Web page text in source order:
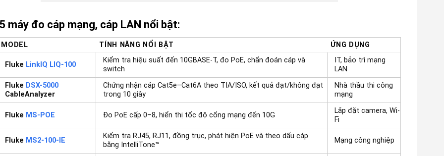
máy đo cáp mạng, cáp LAN nổi bật:
MODEL TÍNH NĂNG NỔI BẬT ỨNG DỤNG
Fluke LinkIQ LIQ-100
Kiểm tra hiệu suất đến 10GBASE-T, đo PoE, chẩn đoán cáp và
switch
IT, bảo trì mạng
LAN
Fluke DSX-5000
CableAnalyzer
Chứng nhận cáp Cat5e–Cat6A theo TIA/ISO, kết quả đạt/không đạt
trong 10 giây
Nhà thầu thi công
mạng
Fluke MS-POE Đo PoE cấp 0–8, hiển thị tốc độ cổng mạng đến 10G
Lắp đặt camera, Wi-
Fi
Fluke MS2-100-IE
Kiểm tra RJ45, RJ11, đồng trục, phát hiện PoE và theo dấu cáp
bằng IntelliTone™
Mạng công nghiệp